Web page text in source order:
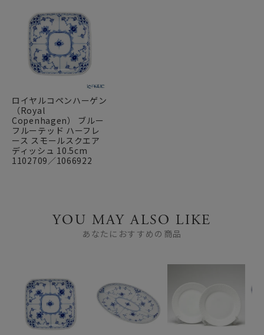
ロイヤルコペンハーゲン
（Royal
Copenhagen） ブルー
フルーテッド ハーフレ
ース スモールスクエア
ディッシュ 10.5cm
1102709／1066922
YOU MAY ALSO LIKE
あなたにおすすめの商品